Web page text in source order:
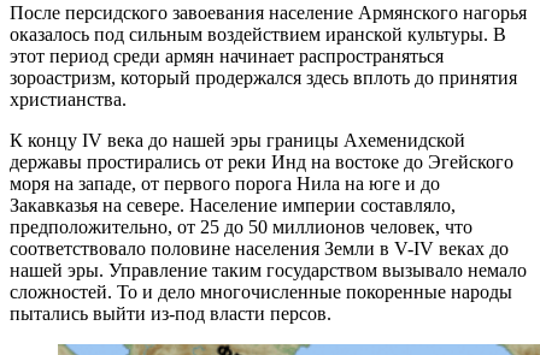
После персидского завоевания население Армянского нагорья
оказалось под сильным воздействием иранской культуры. В
этот период среди армян начинает распространяться
зороастризм, который продержался здесь вплоть до принятия
христианства.
К концу IV века до нашей эры границы Ахеменидской
державы простирались от реки Инд на востоке до Эгейского
моря на западе, от первого порога Нила на юге и до
Закавказья на севере. Население империи составляло,
предположительно, от 25 до 50 миллионов человек, что
соответствовало половине населения Земли в V-IV веках до
нашей эры. Управление таким государством вызывало немало
сложностей. То и дело многочисленные покоренные народы
пытались выйти из-под власти персов.